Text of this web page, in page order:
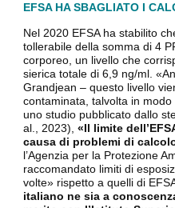
EFSA HA SBAGLIATO I
Nel 2020 EFSA ha stabilito
tollerabile della somma di 4
corporeo, un livello che
sierica totale di 6,9 ng/ml.
Grandjean – questo livello
contaminata, talvolta in
uno studio pubblicato dallo
al., 2023),«Il limite
causa di problemi di
l’Agenzia per la Protezione
raccomandato limiti di
volte» rispetto a quelli di
italiano ne sia a